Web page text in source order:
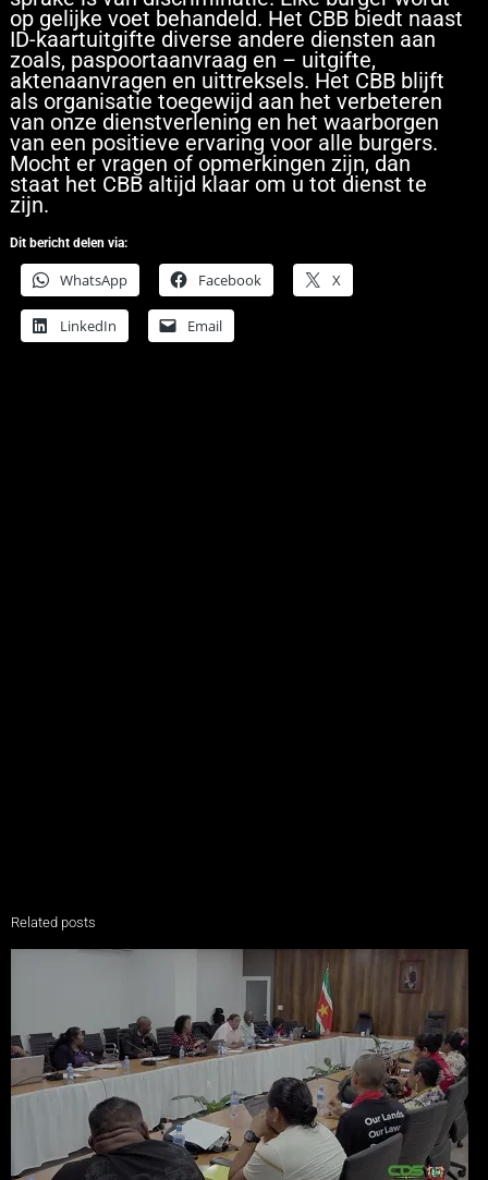
op gelijke voet behandeld. Het CBB biedt naast
ID-kaartuitgifte diverse andere diensten aan
zoals, paspoortaanvraag en – uitgifte,
aktenaanvragen en uittreksels. Het CBB blijft
als organisatie toegewijd aan het verbeteren
van onze dienstverlening en het waarborgen
van een positieve ervaring voor alle burgers.
Mocht er vragen of opmerkingen zijn, dan
staat het CBB altijd klaar om u tot dienst te
zijn.
Dit bericht delen via:
WhatsApp Facebook X
LinkedIn Email
Related posts